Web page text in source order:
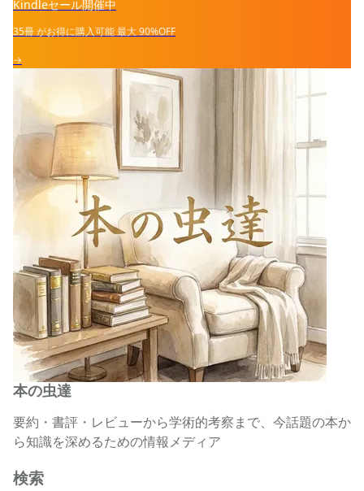
Kindleセール開催中
35冊がお得に購入可能最大90%OFF
→
本の虫達
要約・書評・レビューから学術的考察まで、今話題の本か
ら知識を深めるための情報メディア
検索